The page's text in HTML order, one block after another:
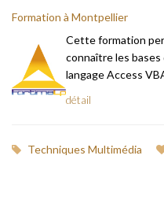
Formation à Montpellier
Cette formation
connaître les bases
langage Access
détail
Techniques Multimédia